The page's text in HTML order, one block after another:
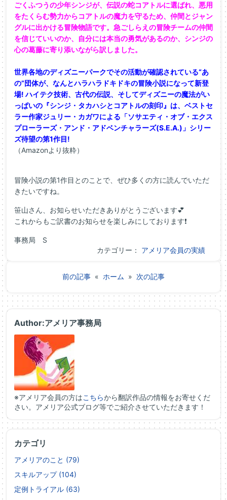
ごくふつうの少年シンジが、 伝説の蛇コアトルに選ばれ、 悪用
をたくらむ勢力からコアトルの魔力を守るため、 仲間とジャン
グルに出かける冒険物語です。 急ごしらえの冒険チームの仲間
を信じていいのか、
自分には本当の勇気があるのか、 シンジの
心の葛藤に寄り添いながら訳しました。
世界各地のディズニーパークでその活動が確認されている“あ
の”団体が、なんとハラハラドキドキの冒険小説になって新登
場! ハイテク技術、古代の伝説、そしてディズニーの魔法がい
っぱいの『シンジ・タカハシとコアトルの刻印』は、ベストセ
ラー作家ジュリー・カガワによる「ソサエティ・オブ・エクス
プローラーズ・アンド・アドベンチャラーズ(S.E.A.)」シリー
ズ待望の第1作目!
（Amazonより抜粋）
冒険小説の第1作目とのことで、ぜひ多くの方に読んでいただ
きたいですね。
笹山さん、お知らせいただきありがとうございます💕
これからもご訳書のお知らせを楽しみにしております❗
事務局 S
カテゴリー： アメリア会員の実績
前の記事 « ホーム » 次の記事
Author:アメリア事務局
※アメリア会員の方はこちらから翻訳作品の情報をお寄せくだ
さい。アメリア公式ブログ等でご紹介させていただきます！
カテゴリ
アメリアのこと (79)
スキルアップ (104)
定例トライアル (63)